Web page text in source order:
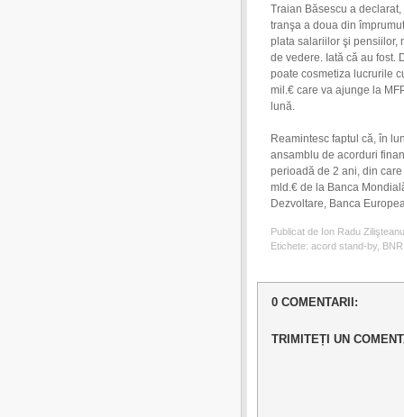
Traian Băsescu a
tranşa a doua din
plata salariilor şi pensiilor,
de vedere. Iată că au fost.
poate cosmetiza lucrurile
mil.€ care va ajunge la
lună.
Reamintesc faptul că, în
ansamblu de acorduri
perioadă de 2 ani, din
mld.€ de la Banca
Dezvoltare, Banca
Publicat de Ion Radu Zilişteanu
Etichete: acord stand-by BNR
0 COMENTARII:
TRIMITEȚI UN